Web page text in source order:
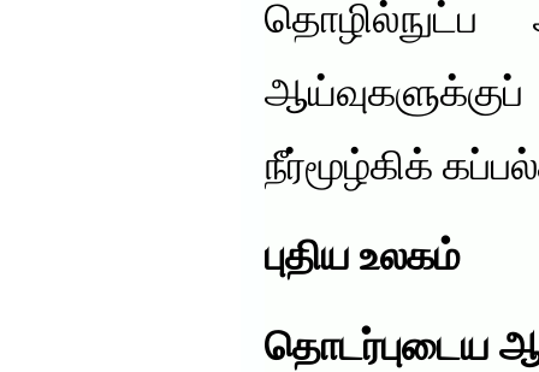
நீர்மூழ்கிக்
புதிய உலகம்
தொடர்புடைய